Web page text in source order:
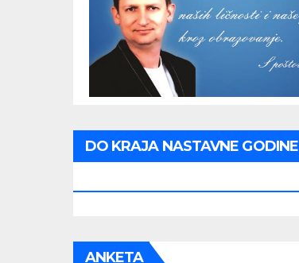
DO KRAJA NASTAVNE GODINE
ANKETA